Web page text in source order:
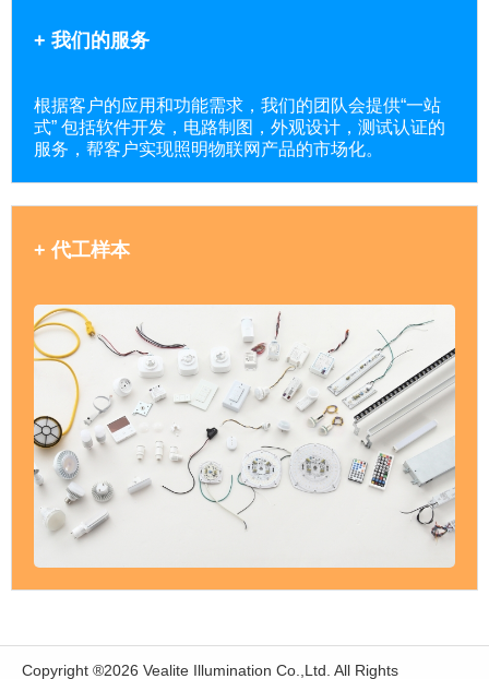
+ 我们的服务
根据客户的应用和功能需求，我们的团队会提供“一站
式” 包括软件开发，电路制图，外观设计，测试认证的
服务，帮客户实现照明物联网产品的市场化。
+ 代工样本
Copyright ®2026 Vealite Illumination Co.,Ltd. All Rights